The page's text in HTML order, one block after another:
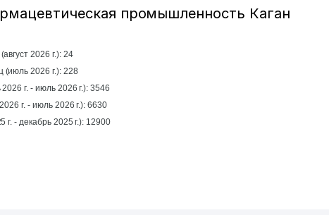
промышленность Каган
2026 г.): 24
За прошлый месяц (июль 2026 г.): 228
г. - июль 2026 г.): 3546
г. - июль 2026 г.): 6630
За год (январь 2025 г. - декабрь 2025 г.): 12900